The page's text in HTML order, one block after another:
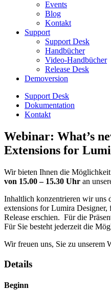
Events
Blog
Kontakt
Support
Support Desk
Handbücher
Video-Handbücher
Release Desk
Demoversion
Support Desk
Dokumentation
Kontakt
Webinar: What’s
Extensions for
Wir bieten Ihnen die
von 15.00 – 15.30 Uhr an
Inhaltlich konzentrieren wir uns
extensions for Lumira Designer,
Release erschien. Für die
Für Sie besteht jederzeit die
Wir freuen uns, Sie zu unserem
Details
Beginn